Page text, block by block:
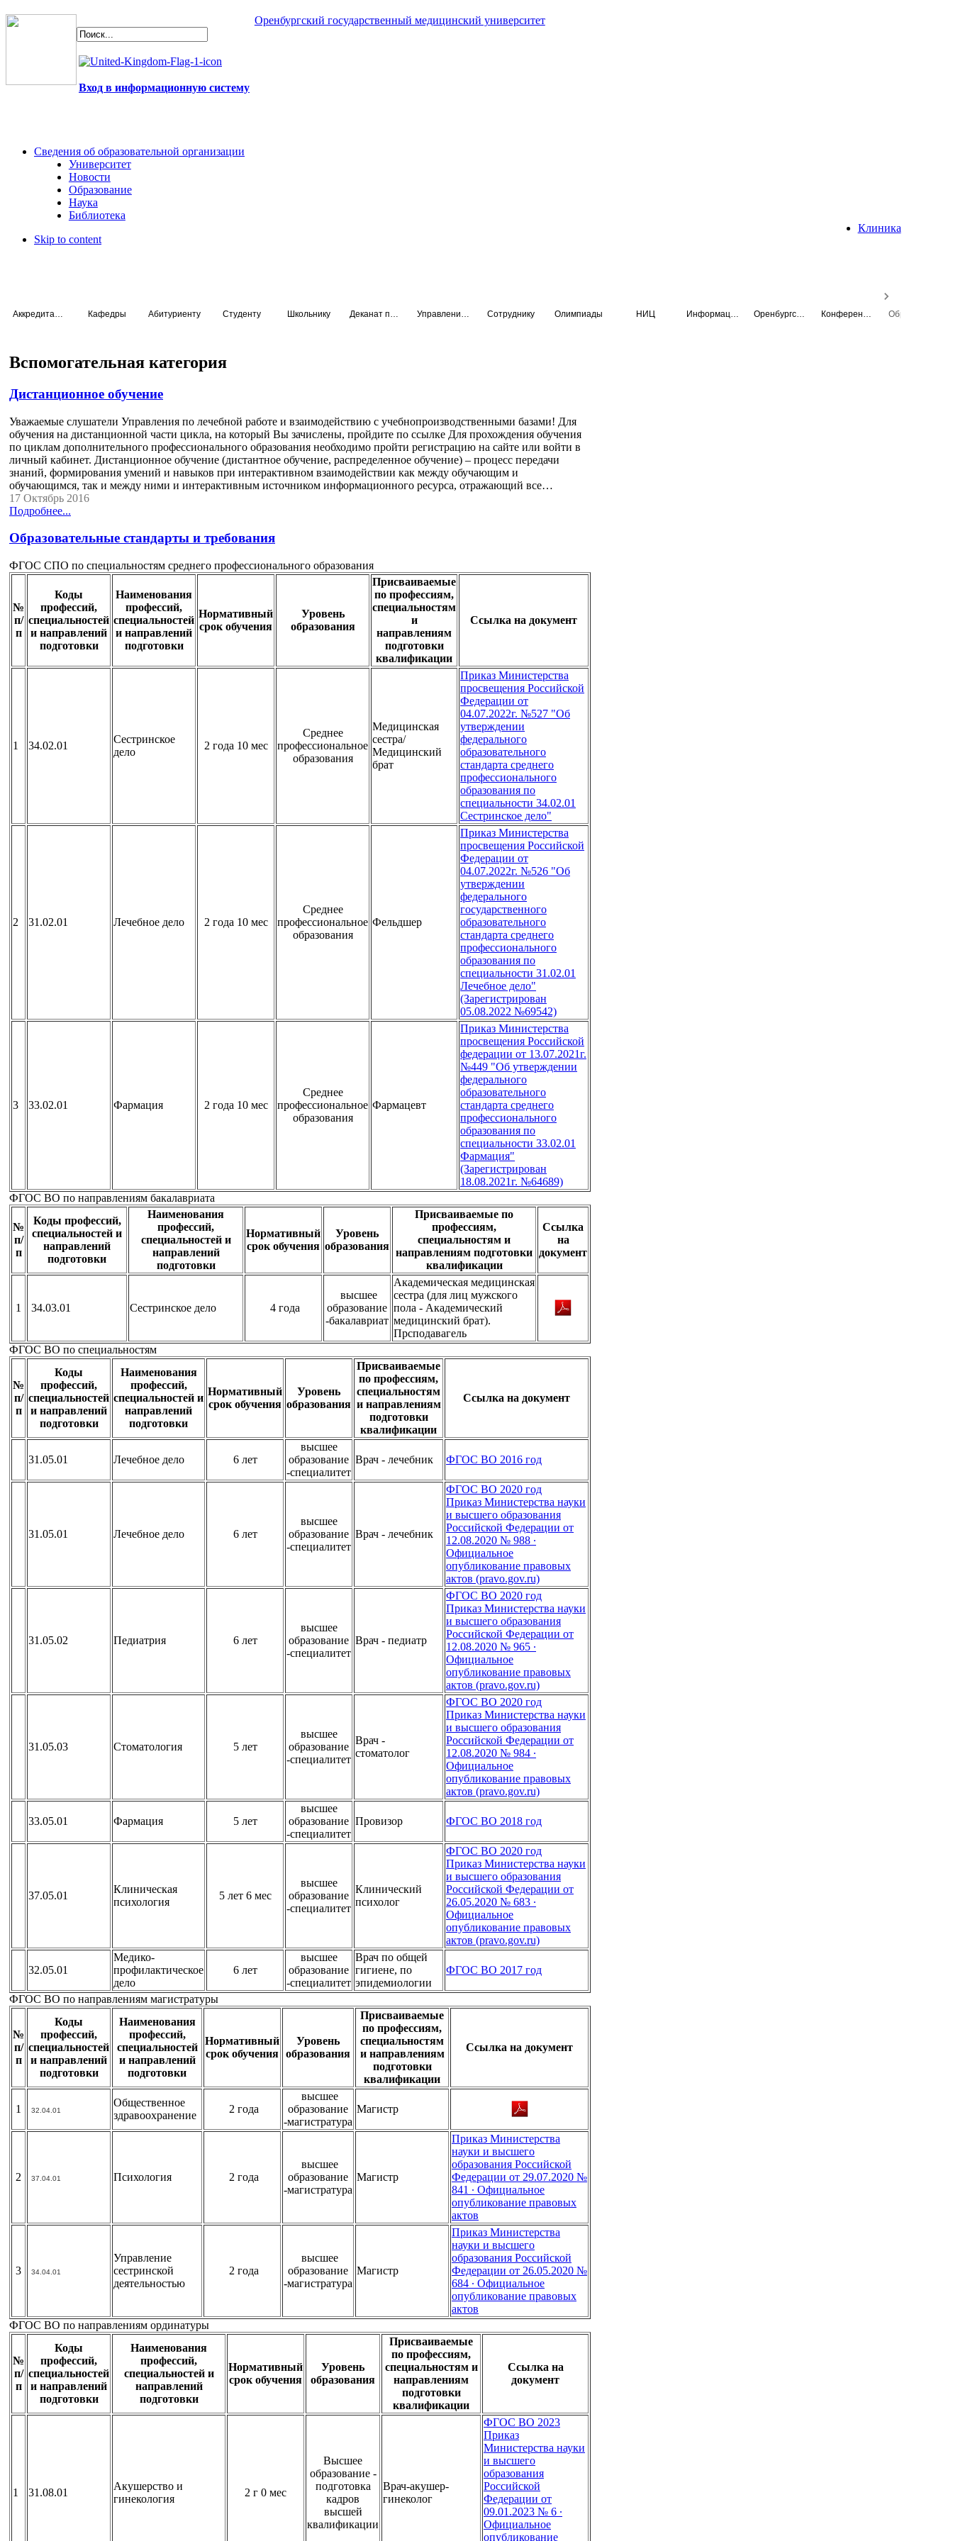
Оренбургский государственный медицинский университет
Вход в информационную систему
Сведения об образовательной организации
Университет
Новости
Образование
Наука
Библиотека
Клиника
Skip to content
Кафедры Абитуриенту Студенту Школьнику Сотруднику Олимпиады НИЦ
Вспомогательная категория
Дистанционное обучение
Уважаемые слушатели Управления по лечебной работе и взаимодействию с учебнопроизводственными базами! Для
обучения на дистанционной части цикла, на который Вы зачислены, пройдите по ссылке Для прохождения обучения
по циклам дополнительного профессионального образования необходимо пройти регистрацию на сайте или войти в
личный кабинет. Дистанционное обучение (дистантное обучение, распределенное обучение) – процесс передачи
знаний, формирования умений и навыков при интерактивном взаимодействии как между обучающим и
обучающимся, так и между ними и интерактивным источником информационного ресурса, отражающий все…
17 Октябрь 2016
Подробнее...
Образовательные стандарты и требования
ФГОС СПО по специальностям среднего профессионального образования
№
п/
п
Коды
профессий,
специальностей
и направлений
подготовки
Наименования
профессий,
специальностей
и направлений
подготовки
Нормативный
срок обучения
Уровень
образования
Присваиваемые
по профессиям,
специальностям
и
направлениям
подготовки
квалификации
Ссылка на документ
1 34.02.01
Сестринское
дело
2 года 10 мес
Среднее
профессиональное
образования
Медицинская
сестра/
Медицинский
брат
Приказ Министерства
просвещения Российской
Федерации от
04.07.2022г. №527 "Об
утверждении
федерального
образовательного
стандарта среднего
профессионального
образования по
специальности 34.02.01
Сестринское дело"
2 31.02.01 Лечебное дело 2 года 10 мес
Среднее
профессиональное
образования
Фельдшер
Приказ Министерства
просвещения Российской
Федерации от
04.07.2022г. №526 "Об
утверждении
федерального
государственного
образовательного
стандарта среднего
профессионального
образования по
специальности 31.02.01
Лечебное дело"
(Зарегистрирован
05.08.2022 №69542)
3 33.02.01 Фармация 2 года 10 мес
Среднее
профессиональное
образования
Фармацевт
Приказ Министерства
просвещения Российской
федерации от 13.07.2021г.
№449 "Об утверждении
федерального
образовательного
стандарта среднего
профессионального
образования по
специальности 33.02.01
Фармация"
(Зарегистрирован
18.08.2021г. №64689)
ФГОС ВО по направлениям бакалавриата
№
п/
п
Коды профессий,
специальностей и
направлений
подготовки
Наименования
профессий,
специальностей и
направлений
подготовки
Нормативный
срок обучения
Уровень
образования
Присваиваемые по
профессиям,
специальностям и
направлениям подготовки
квалификации
Ссылка
на
документ
1 34.03.01 Сестринское дело 4 года
высшее
образование
-бакалавриат
Академическая медицинская
сестра (для лиц мужского
пола - Академический
медицинский брат).
Прсподавагель
ФГОС ВО по специальностям
№
п/
п
Коды
профессий,
специальностей
и направлений
подготовки
Наименования
профессий,
специальностей и
направлений
подготовки
Нормативный
срок обучения
Уровень
образования
Присваиваемые
по профессиям,
специальностям
и направлениям
подготовки
квалификации
Ссылка на документ
31.05.01 Лечебное дело 6 лет
высшее
образование
-специалитет
Врач - лечебник ФГОС ВО 2016 год
31.05.01 Лечебное дело 6 лет
высшее
образование
-специалитет
Врач - лечебник
ФГОС ВО 2020 год
Приказ Министерства науки
и высшего образования
Российской Федерации от
12.08.2020 № 988 ∙
Официальное
опубликование правовых
актов (pravo.gov.ru)
31.05.02 Педиатрия 6 лет
высшее
образование
-специалитет
Врач - педиатр
ФГОС ВО 2020 год
Приказ Министерства науки
и высшего образования
Российской Федерации от
12.08.2020 № 965 ∙
Официальное
опубликование правовых
актов (pravo.gov.ru)
31.05.03 Стоматология 5 лет
высшее
образование
-специалитет
Врач -
стоматолог
ФГОС ВО 2020 год
Приказ Министерства науки
и высшего образования
Российской Федерации от
12.08.2020 № 984 ∙
Официальное
опубликование правовых
актов (pravo.gov.ru)
33.05.01 Фармация 5 лет
высшее
образование
-специалитет
Провизор ФГОС ВО 2018 год
37.05.01
Клиническая
психология
5 лет 6 мес
высшее
образование
-специалитет
Клинический
психолог
ФГОС ВО 2020 год
Приказ Министерства науки
и высшего образования
Российской Федерации от
26.05.2020 № 683 ∙
Официальное
опубликование правовых
актов (pravo.gov.ru)
32.05.01
Медико-
профилактическое
дело
6 лет
высшее
образование
-специалитет
Врач по общей
гигиене, по
эпидемиологии
ФГОС ВО 2017 год
ФГОС ВО по направлениям магистратуры
№
п/
п
Коды
профессий,
специальностей
и направлений
подготовки
Наименования
профессий,
специальностей
и направлений
подготовки
Нормативный
срок обучения
Уровень
образования
Присваиваемые
по профессиям,
специальностям
и направлениям
подготовки
квалификации
Ссылка на документ
1 32.04.01
Общественное
здравоохранение
2 года
высшее
образование
-магистратура
Магистр
2 37.04.01 Психология 2 года
высшее
образование
-магистратура
Магистр
Приказ Министерства
науки и высшего
образования Российской
Федерации от 29.07.2020 №
841 ∙ Официальное
опубликование правовых
актов
3 34.04.01
Управление
сестринской
деятельностью
2 года
высшее
образование
-магистратура
Магистр
Приказ Министерства
науки и высшего
образования Российской
Федерации от 26.05.2020 №
684 ∙ Официальное
опубликование правовых
актов
ФГОС ВО по направлениям ординатуры
№
п/
п
Коды
профессий,
специальностей
и направлений
подготовки
Наименования
профессий,
специальностей и
направлений
подготовки
Нормативный
срок обучения
Уровень
образования
Присваиваемые
по профессиям,
специальностям и
направлениям
подготовки
квалификации
Ссылка на
документ
1 31.08.01
Акушерство и
гинекология
2 г 0 мес
Высшее
образование -
подготовка
кадров
высшей
квалификации
Врач-акушер-
гинеколог
ФГОС ВО 2023
Приказ
Министерства науки
и высшего
образования
Российской
Федерации от
09.01.2023 № 6 ∙
Официальное
опубликование